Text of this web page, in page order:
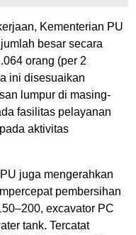
Kementerian PU
besar secara
orang (per 2
ini disesuaikan
lumpur di masing-
fasilitas pelayanan
aktivitas
juga mengerahkan
pembersihan
excavator PC
tank. Tercatat